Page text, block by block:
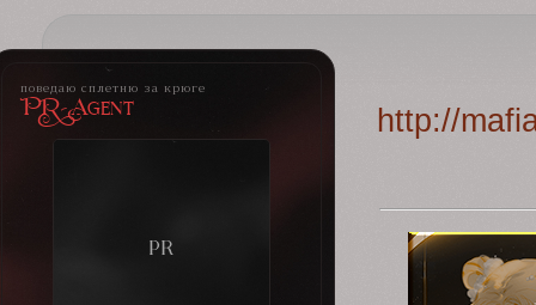
поведаю сплетню за крюге
PR-Agent http://